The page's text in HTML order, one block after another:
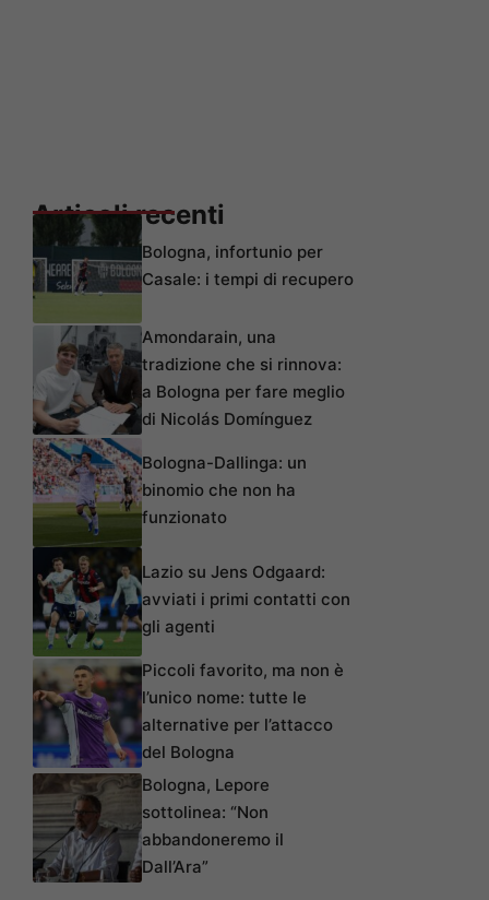
Articoli recenti
Bologna, infortunio per
Casale: i tempi di recupero
Amondarain, una
tradizione che si rinnova:
a Bologna per fare meglio
di Nicolás Domínguez
Bologna-Dallinga: un
binomio che non ha
funzionato
Lazio su Jens Odgaard:
avviati i primi contatti con
gli agenti
Piccoli favorito, ma non è
l’unico nome: tutte le
alternative per l’attacco
del Bologna
Bologna, Lepore
sottolinea: “Non
abbandoneremo il
Dall’Ara”